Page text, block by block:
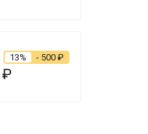
13% - 500 ₽
₽